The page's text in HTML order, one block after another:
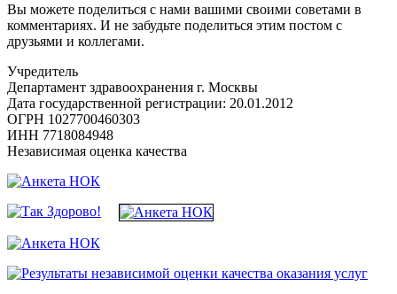
Вы можете поделиться с нами вашими своими советами в
комментариях. И не забудьте поделиться этим постом с
друзьями и коллегами.
Учредитель
Департамент здравоохранения г. Москвы
Дата государственной регистрации: 20.01.2012
ОГРН 1027700460303
ИНН 7718084948
Независимая оценка качества